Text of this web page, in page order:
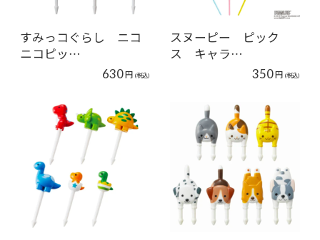
すみっコぐらし ニコ
ニコピッ…
630円 (税込)
スヌーピー ピック
ス キャラ…
350円 (税込)